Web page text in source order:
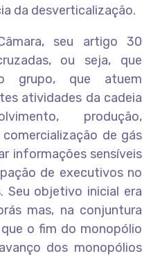
da desverticalização.
seu artigo 30
ou seja, que
grupo, que atuem
atividades da cadeia
produção,
de gás
informações sensíveis
de executivos no
Seu objetivo inicial era
mas, na conjuntura
o fim do monopólio
dos monopólios